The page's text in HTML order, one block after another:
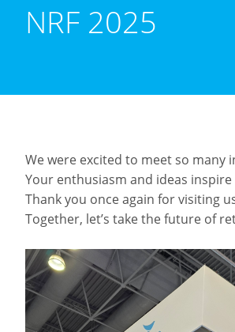
NRF 2025
We were excited to meet so many
Your enthusiasm and ideas
Thank you once again for visiting
Together, let’s take the future of